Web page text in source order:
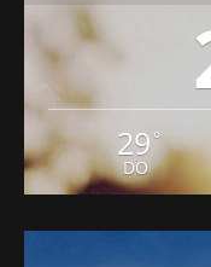
29 °
DO